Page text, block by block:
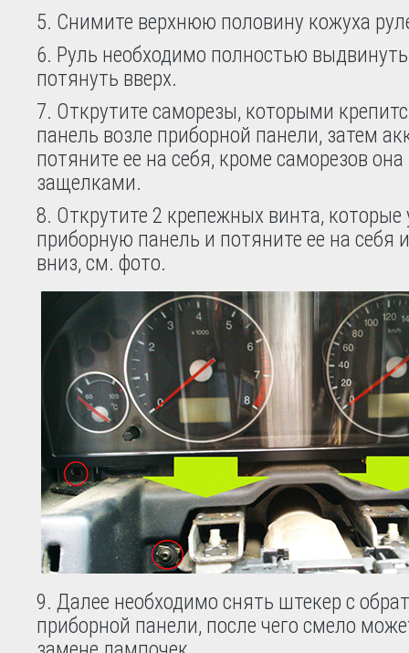
5. Снимите верхнюю половину кожуха
6. Руль необходимо полностью
потянуть вверх.
7. Открутите саморезы, которыми
панель возле приборной панели, затем
потяните ее на себя, кроме саморезов
защелками.
8. Открутите 2 крепежных винта,
приборную панель и потяните ее на себя
вниз, см. фото.
9. Далее необходимо снять штекер с
приборной панели, после чего смело